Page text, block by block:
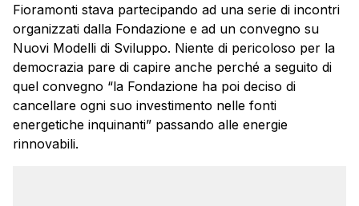
Fioramonti stava partecipando ad una serie di incontri
organizzati dalla Fondazione e ad un convegno su
Nuovi Modelli di Sviluppo. Niente di pericoloso per la
democrazia pare di capire anche perché a seguito di
quel convegno “la Fondazione ha poi deciso di
cancellare ogni suo investimento nelle fonti
energetiche inquinanti” passando alle energie
rinnovabili.